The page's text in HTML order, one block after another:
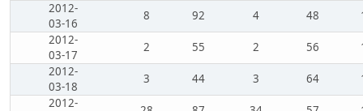
2012-
03-16
8 92 4 48
2012-
03-17
2 55 2 56
2012-
03-18
3 44 3 64
2012-